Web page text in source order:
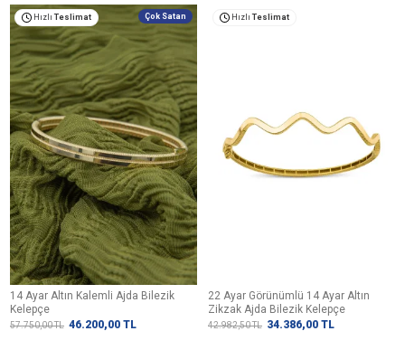
Hızlı Teslimat Çok Satan
14 Ayar Altın Kalemli Ajda Bilezik
Kelepçe
57.750,00TL 46.200,00 TL
Hızlı Teslimat
22 Ayar Görünümlü 14 Ayar Altın
Zikzak Ajda Bilezik Kelepçe
42.982,50TL 34.386,00 TL